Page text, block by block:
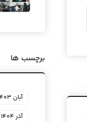
برچسب ها
آبان ۱۴۰۳
آذر ۱۴۰۴